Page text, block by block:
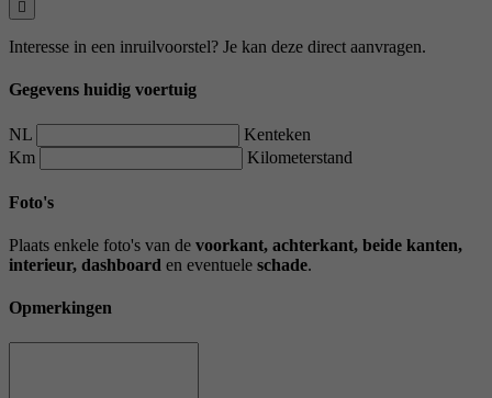
Interesse in een inruilvoorstel? Je kan deze direct aanvragen.
Gegevens huidig voertuig
NL
Kenteken
Km
Kilometerstand
Foto's
Plaats enkele foto's van de voorkant, achterkant, beide kanten,
interieur, dashboard en eventuele schade.
Opmerkingen